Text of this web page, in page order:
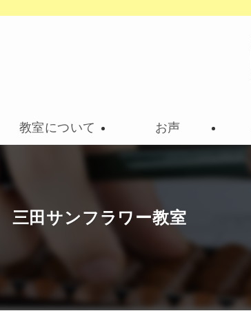
教室について お声
田サンフラワー教室